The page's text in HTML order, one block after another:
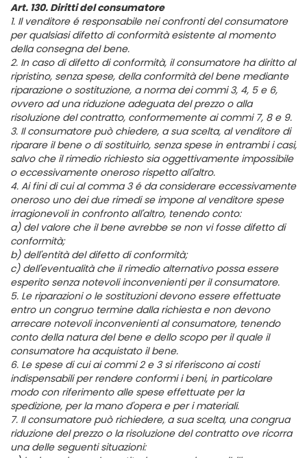
Art. 130. Diritti del consumatore
1. Il venditore é responsabile nei confronti del consumatore
per qualsiasi difetto di conformità esistente al momento
della consegna del bene.
2. In caso di difetto di conformità, il consumatore ha diritto al
ripristino, senza spese, della conformità del bene mediante
riparazione o sostituzione, a norma dei commi 3, 4, 5 e 6,
ovvero ad una riduzione adeguata del prezzo o alla
risoluzione del contratto, conformemente ai commi 7, 8 e 9.
3. Il consumatore può chiedere, a sua scelta, al venditore di
riparare il bene o di sostituirlo, senza spese in entrambi i casi,
salvo che il rimedio richiesto sia oggettivamente impossibile
o eccessivamente oneroso rispetto all'altro.
4. Ai fini di cui al comma 3 é da considerare eccessivamente
oneroso uno dei due rimedi se impone al venditore spese
irragionevoli in confronto all'altro, tenendo conto:
a) del valore che il bene avrebbe se non vi fosse difetto di
conformità;
b) dell'entità del difetto di conformità;
c) dell'eventualità che il rimedio alternativo possa essere
esperito senza notevoli inconvenienti per il consumatore.
5. Le riparazioni o le sostituzioni devono essere effettuate
entro un congruo termine dalla richiesta e non devono
arrecare notevoli inconvenienti al consumatore, tenendo
conto della natura del bene e dello scopo per il quale il
consumatore ha acquistato il bene.
6. Le spese di cui ai commi 2 e 3 si riferiscono ai costi
indispensabili per rendere conformi i beni, in particolare
modo con riferimento alle spese effettuate per la
spedizione, per la mano d'opera e per i materiali.
7. Il consumatore può richiedere, a sua scelta, una congrua
riduzione del prezzo o la risoluzione del contratto ove ricorra
una delle seguenti situazioni: